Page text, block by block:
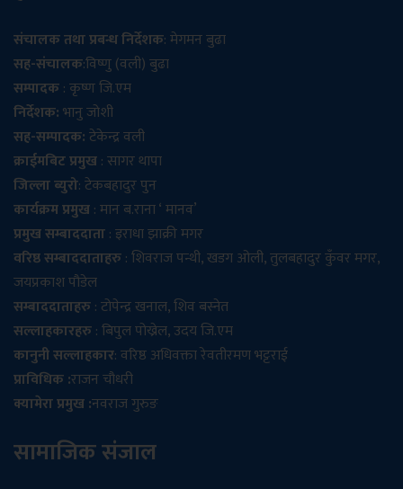
संचालक तथा प्रबन्ध निर्देशक: मेगमन बुढा
सह-संचालक:विष्णु (वली) बुढा
सम्पादक: कृष्ण जि.एम
निर्देशक:भानु जोशी
सह-सम्पादक:टेकेन्द्र वली
क्राईमबिट प्रमुख: सागर थापा
जिल्ला ब्युरो: टेकबहादुर पुन
कार्यक्रम प्रमुख: मान ब.राना ‘ मानव’
प्रमुख सम्बाददाता: इराधा झाक्री मगर
वरिष्ठ सम्बाददाताहरु: शिवराज पन्थी, खडग ओली, तुलबहादुर कुँवर मगर,
जयप्रकाश पौडेल
सम्बाददाताहरु: टोपेन्द्र खनाल, शिव बस्नेत
सल्लाहकारहरु: बिपुल पोख्रेल, उदय जि.एम
कानुनी सल्लाहकार: वरिष्ठ अधिवक्ता रेवतीरमण भट्टराई
प्राविधिक :राजन चौधरी
क्यामेरा प्रमुख :नवराज गुरुङ
सामाजिक संजाल